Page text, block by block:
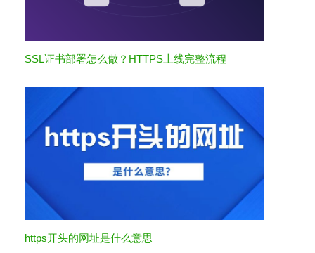
SSL证书部署怎么做？HTTPS上线完整流程
https开头的网址是什么意思